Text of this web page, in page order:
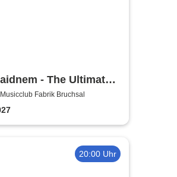
- The Ultimate
Tribute Band
Fabrik Bruchsal
20:00 Uhr